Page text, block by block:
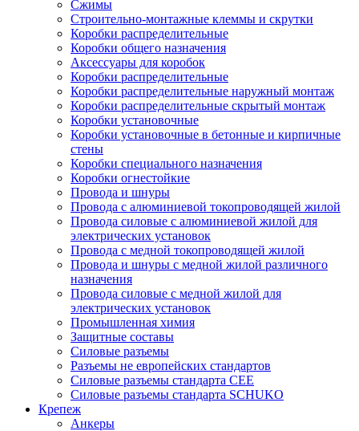
Сжимы
Строительно-монтажные клеммы и скрутки
Коробки распределительные
Коробки общего назначения
Аксессуары для коробок
Коробки распределительные
Коробки распределительные наружный монтаж
Коробки распределительные скрытый монтаж
Коробки установочные
Коробки установочные в бетонные и кирпичные
стены
Коробки специального назначения
Коробки огнестойкие
Провода и шнуры
Провода с алюминиевой токопроводящей жилой
Провода силовые с алюминиевой жилой для
электрических установок
Провода с медной токопроводящей жилой
Провода и шнуры с медной жилой различного
назначения
Провода силовые с медной жилой для
электрических установок
Промышленная химия
Защитные составы
Силовые разъемы
Разъемы не европейских стандартов
Силовые разъемы стандарта CEE
Силовые разъемы стандарта SCHUKO
Крепеж
Анкеры